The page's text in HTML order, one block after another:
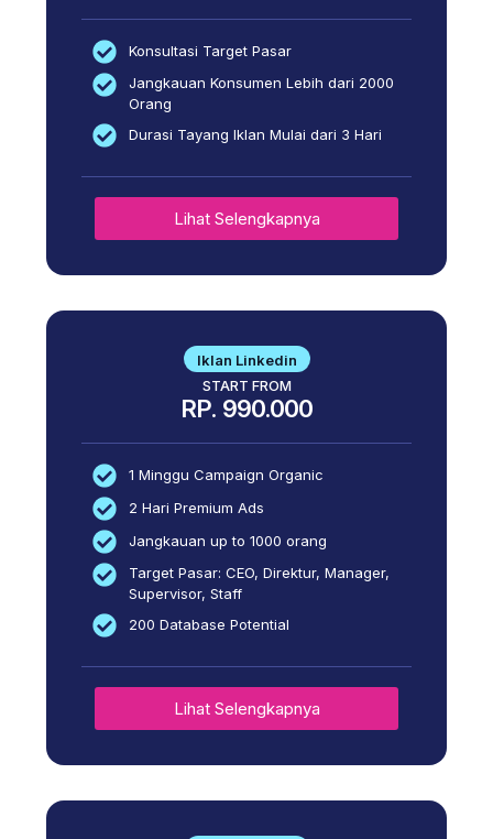
Konsultasi Target Pasar
Jangkauan Konsumen Lebih dari 2000
Orang
Durasi Tayang Iklan Mulai dari 3 Hari
Lihat Selengkapnya
Iklan Linkedin
START FROM
RP. 990.000
1 Minggu Campaign Organic
2 Hari Premium Ads
Jangkauan up to 1000 orang
Target Pasar: CEO, Direktur, Manager,
Supervisor, Staff
200 Database Potential
Lihat Selengkapnya